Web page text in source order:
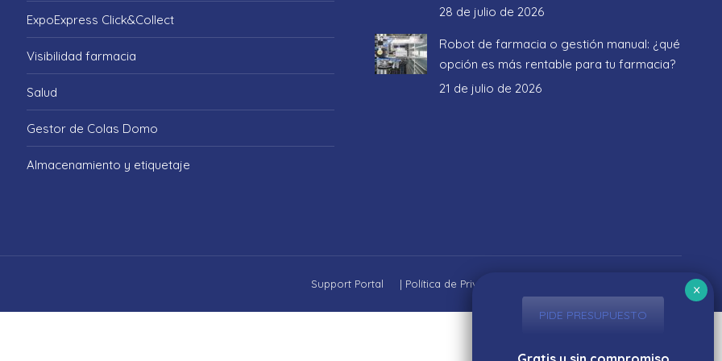
ExpoExpress Click&Collect
Visibilidad farmacia
Salud
Gestor de Colas Domo
Almacenamiento y etiquetaje
28 de julio de 2026
Robot de farmacia o gestión manual: ¿qué
opción es más rentable para tu farmacia?
21 de julio de 2026
Support Portal | Política de Privacidad
PIDE PRESUPUESTO